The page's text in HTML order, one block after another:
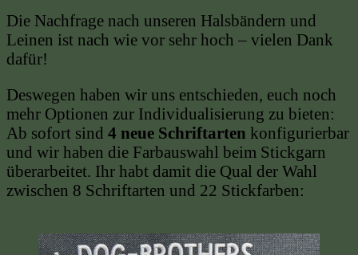
Die Nachfrage nach unseren Halsbändern und
Leinen ist nach wie vor sehr hoch – vielen Dank
dafür!
Deswegen haben wir uns entschieden, euch noch
mehr Optionen zur Individualisierung zu bieten:
Ab sofort sind 4 neue Schriftarten konfigurierbar
und wir haben die Farbauswahl beim Stickgarn
überarbeitet. Ihr habt damit die Qual der Wahl
zwischen 8 Schriftarten und 22 Stickfarben: